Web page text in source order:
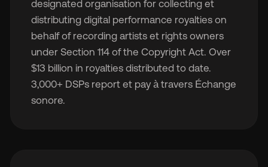
designated organisation for collecting et
distributing digital performance royalties on
behalf of recording artists et rights owners
under Section 114 of the Copyright Act. Over
$13 billion in royalties distributed to date.
3,000+ DSPs report et pay à travers Échange
sonore.